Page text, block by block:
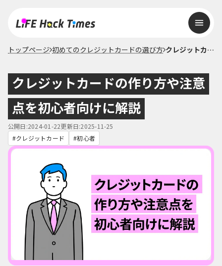
トップページ 初めてのクレジットカードの選び方 クレジットカードの作り方や注意点を初心者向けに解説
クレジットカードの作り方や注意
点を初心者向けに解説
公開日:2024-01-22更新日:2025-11-25
クレジットカード
初心者